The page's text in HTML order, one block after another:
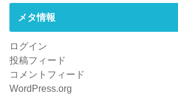
メタ情報
ログイン
投稿フィード
コメントフィード
WordPress.org